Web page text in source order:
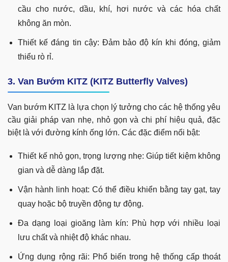
cầu cho nước, dầu, khí, hơi nước và các hóa chất
không ăn mòn.
Thiết kế đáng tin cậy: Đảm bảo độ kín khi đóng, giảm
thiểu rò rỉ.
3. Van Bướm KITZ (KITZ Butterfly Valves)
Van bướm KITZ là lựa chọn lý tưởng cho các hệ thống yêu
cầu giải pháp van nhẹ, nhỏ gọn và chi phí hiệu quả, đặc
biệt là với đường kính ống lớn. Các đặc điểm nổi bật:
Thiết kế nhỏ gọn, trọng lượng nhẹ: Giúp tiết kiệm không
gian và dễ dàng lắp đặt.
Vận hành linh hoạt: Có thể điều khiển bằng tay gạt, tay
quay hoặc bộ truyền động tự động.
Đa dạng loại gioăng làm kín: Phù hợp với nhiều loại
lưu chất và nhiệt độ khác nhau.
Ứng dụng rộng rãi: Phổ biến trong hệ thống cấp thoát